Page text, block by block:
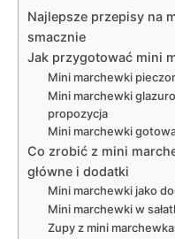
Najlepsze przepisy na
smacznie
Jak przygotować mini
Mini marchewki
Mini marchewki
propozycja
Mini marchewki
Co zrobić z mini
główne i dodatki
Mini marchewki jako
Mini marchewki w
Zupy z mini